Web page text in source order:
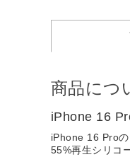
商品につ
iPhone 16
iPhone 16 Pro
55%再生シリコ